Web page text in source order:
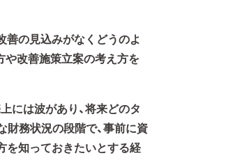
善の見込みがなくどうのよ
や改善施策立案の考え方を
には波があり、将来どのタ
務状況の段階で、事前に資
を知っておきたいとする経